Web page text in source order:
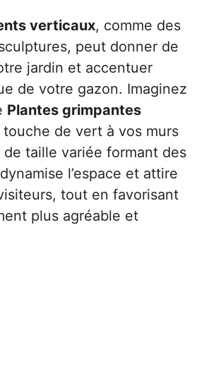
verticaux, comme des
peut donner de
jardin et accentuer
de votre gazon. Imaginez
Plantes grimpantes
de vert à vos murs
de taille variée formant des
l’espace et attire
tout en favorisant
plus agréable et